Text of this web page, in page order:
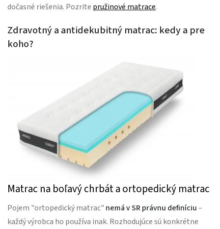
dočasné riešenia. Pozrite pružinové matrace.
Zdravotný a antidekubitný matrac: kedy a pre
koho?
Matrac na boľavý chrbát a ortopedický matrac
Pojem "ortopedický matrac" nemá v SR právnu definíciu–
každý výrobca ho používa inak. Rozhodujúce sú konkrétne